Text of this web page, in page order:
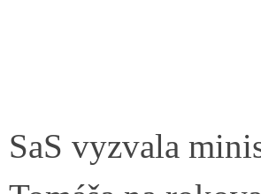
SaS vyzvala